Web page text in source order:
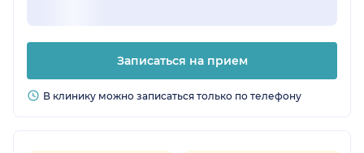
Записаться на прием
В клинику можно записаться только по телефону